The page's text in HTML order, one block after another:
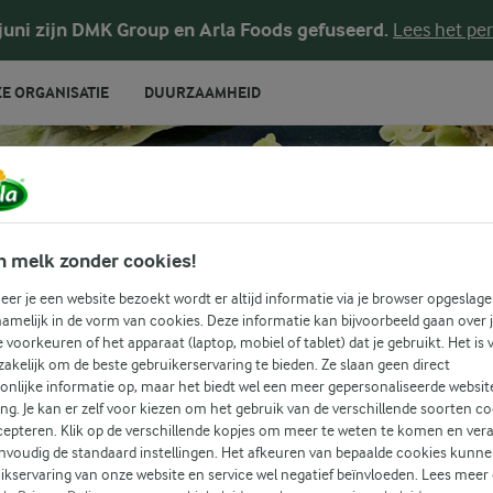
zijn DMK Group en Arla Foods gefuseerd. Lees het
ORGANISATIE DUURZAAMHEID
maaltijd uit onze selectie koolhydraatarme lunch. Ontdek
receptideeën die passen bij jouw wensen.
LUNCH
Zoek categorie
Zoek zoektermen in te voeren
melk zonder cookies!
je een website bezoekt wordt er altijd informatie via je browser
in de vorm van cookies. Deze informatie kan bijvoorbeeld gaan over
voorkeuren of het apparaat (laptop, mobiel of tablet) dat je gebruikt. Het is
om de beste gebruikerservaring te bieden. Ze slaan geen direct
informatie op, maar het biedt wel een meer gepersonaliseerde
Je kan er zelf voor kiezen om het gebruik van de verschillende soorten
Klik op de verschillende kopjes om meer te weten te komen en
de standaard instellingen. Het afkeuren van bepaalde cookies
van onze website en service wel negatief beïnvloeden. Lees meer